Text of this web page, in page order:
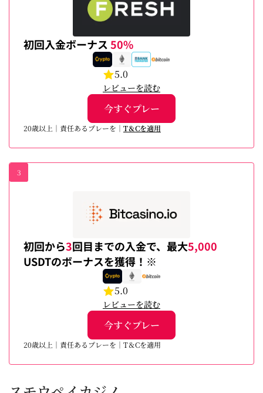
初回入金ボーナス50%
5.0
レビューを読む
今すぐプレー
20歳以上｜責任あるプレーを｜ T＆Cを適用
3
初回から3回目までの入金で、最大5,000
USDTのボーナスを獲得！※
5.0
レビューを読む
今すぐプレー
20歳以上｜責任あるプレーを｜T＆Cを適用